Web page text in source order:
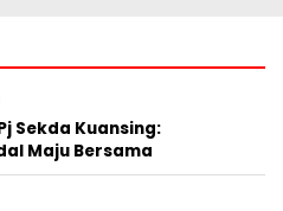
Sekda Kuansing:
Maju Bersama